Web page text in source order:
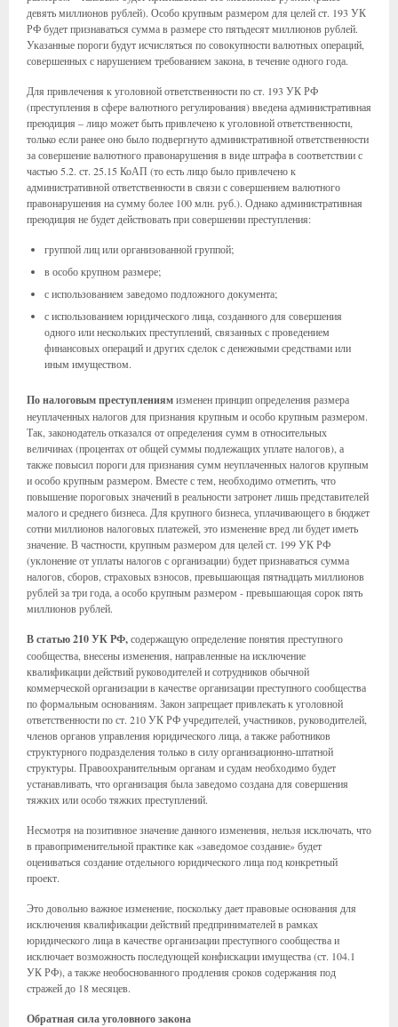
девять миллионов рублей). Особо крупным размером для целей ст. 193 УК
РФ будет признаваться сумма в размере сто пятьдесят миллионов рублей.
Указанные пороги будут исчисляться по совокупности валютных операций,
совершенных с нарушением требованием закона, в течение одного года.
Для привлечения к уголовной ответственности по ст. 193 УК РФ
(преступления в сфере валютного регулирования) введена административная
преюдиция – лицо может быть привлечено к уголовной ответственности,
только если ранее оно было подвергнуто административной ответственности
за совершение валютного правонарушения в виде штрафа в соответствии с
частью 5.2. ст. 25.15 КоАП (то есть лицо было привлечено к
административной ответственности в связи с совершением валютного
правонарушения на сумму более 100 млн. руб.). Однако административная
преюдиция не будет действовать при совершении преступления:
группой лиц или организованной группой;
в особо крупном размере;
с использованием заведомо подложного документа;
с использованием юридического лица, созданного для совершения
одного или нескольких преступлений, связанных с проведением
финансовых операций и других сделок с денежными средствами или
иным имуществом.
По налоговым преступлениямизменен принцип определения размера
неуплаченных налогов для признания крупным и особо крупным размером.
Так, законодатель отказался от определения сумм в относительных
величинах (процентах от общей суммы подлежащих уплате налогов), а
также повысил пороги для признания сумм неуплаченных налогов крупным
и особо крупным размером. Вместе с тем, необходимо отметить, что
повышение пороговых значений в реальности затронет лишь представителей
малого и среднего бизнеса. Для крупного бизнеса, уплачивающего в бюджет
сотни миллионов налоговых платежей, это изменение вред ли будет иметь
значение. В частности, крупным размером для целей ст. 199 УК РФ
(уклонение от уплаты налогов с организации) будет признаваться сумма
налогов, сборов, страховых взносов, превышающая пятнадцать миллионов
рублей за три года, а особо крупным размером - превышающая сорок пять
миллионов рублей.
В статью 210 УК РФ,содержащую определение понятия преступного
сообщества, внесены изменения, направленные на исключение
квалификации действий руководителей и сотрудников обычной
коммерческой организации в качестве организации преступного сообщества
по формальным основаниям. Закон запрещает привлекать к уголовной
ответственности по ст. 210 УК РФ учредителей, участников, руководителей,
членов органов управления юридического лица, а также работников
структурного подразделения только в силу организационно-штатной
структуры. Правоохранительным органам и судам необходимо будет
устанавливать, что организация была заведомо создана для совершения
тяжких или особо тяжких преступлений.
Несмотря на позитивное значение данного изменения, нельзя исключать, что
в правоприменительной практике как «заведомое создание» будет
оцениваться создание отдельного юридического лица под конкретный
проект.
Это довольно важное изменение, поскольку дает правовые основания для
исключения квалификации действий предпринимателей в рамках
юридического лица в качестве организации преступного сообщества и
исключает возможность последующей конфискации имущества (ст. 104.1
УК РФ), а также необоснованного продления сроков содержания под
стражей до 18 месяцев.
Обратная сила уголовного закона